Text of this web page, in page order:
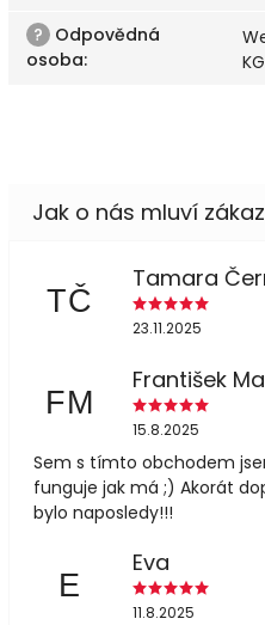
? Odpovědná
osoba:
KG
TČ
Tamara
23.11.2025
FM
František
15.8.2025
Sem s tímto obchodem
funguje jak má ;) Akorát
bylo naposledy!!!
E
Eva
11.8.2025